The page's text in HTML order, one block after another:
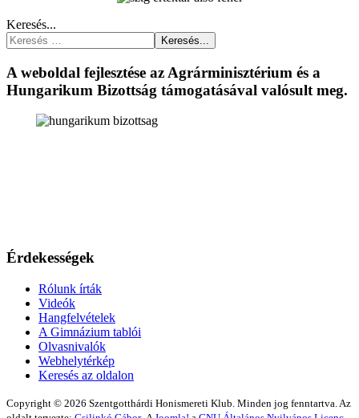
Keresés...
Keresés...
A weboldal fejlesztése az Agrárminisztérium és a
Hungarikum Bizottság támogatásával valósult meg.
Érdekességek
Rólunk írták
Videók
Hangfelvételek
A Gimnázium tablói
Olvasnivalók
Webhelytérkép
Keresés az oldalon
Copyright © 2026 Szentgotthárdi Honismereti Klub. Minden jog fenntartva. Az